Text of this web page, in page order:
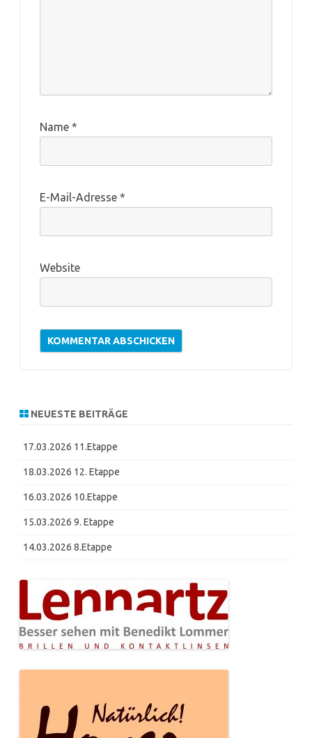
Name *
E-Mail-Adresse *
Website
NEUESTE BEITRÄGE
17.03.2026 11.Etappe
18.03.2026 12. Etappe
16.03.2026 10.Etappe
15.03.2026 9. Etappe
14.03.2026 8.Etappe